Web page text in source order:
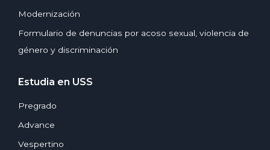
Modernización
Formulario de denuncias por acoso sexual, violencia de
género y discriminación
Estudia en USS
Pregrado
Advance
Vespertino